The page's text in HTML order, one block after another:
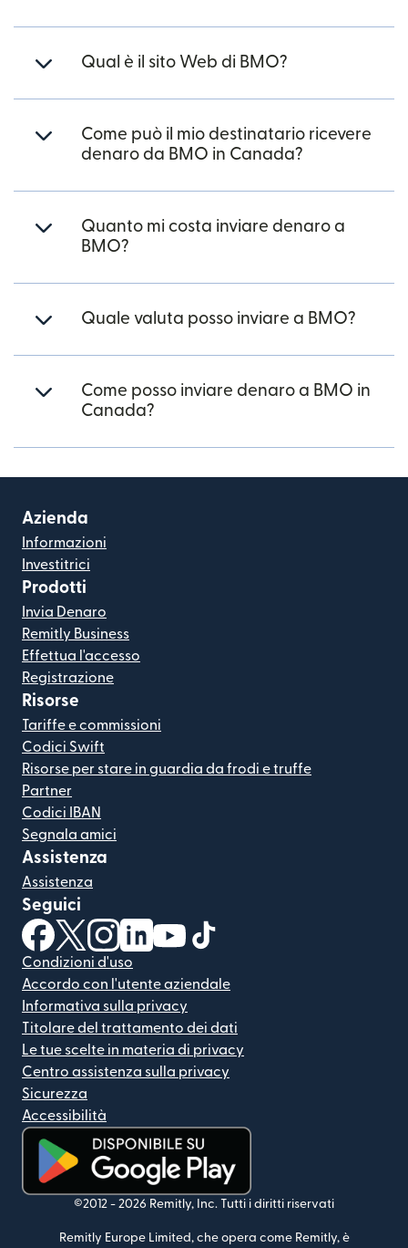
Qual è il sito Web di BMO?
Come può il mio destinatario ricevere
denaro da BMO in Canada?
Quanto mi costa inviare denaro a
BMO?
Quale valuta posso inviare a BMO?
Come posso inviare denaro a BMO in
Canada?
Azienda
Informazioni
Investitrici
Prodotti
Invia Denaro
Remitly Business
Effettua l'accesso
Registrazione
Risorse
Tariffe e commissioni
Codici Swift
Risorse per stare in guardia da frodi e truffe
Partner
Codici IBAN
Segnala amici
Assistenza
Assistenza
Seguici
(si apre in una nuova finestra)
(si apre in una nuova finestra)
(si apre in una nuova finestra)
(si apre in una nuova finestra)
(si apre in una nuova finestra)
Condizioni d'uso
Accordo con l'utente aziendale
Informativa sulla privacy
Titolare del trattamento dei dati
Le tue scelte in materia di privacy
Centro assistenza sulla privacy
Sicurezza
Accessibilità
(si apre in una nuova finestra)
©2012 - 2026 Remitly, Inc. Tutti i diritti riservati
Remitly Europe Limited, che opera come Remitly, è